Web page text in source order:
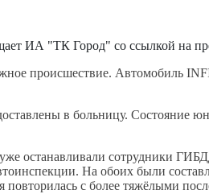
ИА "ТК Город" со ссылкой на
происшествие. Автомобиль
в больницу. Состояние
останавливали сотрудники
На обоих были
повторилась с более тяжёлыми